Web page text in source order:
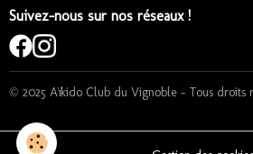
Suivez-nous sur nos réseaux !
© 2025 Aïkido Club du Vignoble – Tous droits